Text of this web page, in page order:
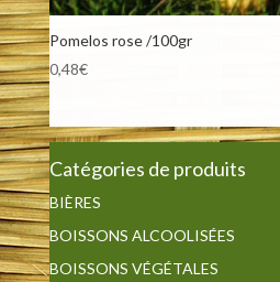
Pomelos rose /100gr
0,48€
Catégories de produits
BIÈRES
BOISSONS ALCOOLISÉES
BOISSONS VÉGÉTALES